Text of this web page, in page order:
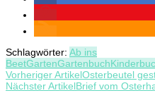
Schlagwörter: Ab ins
BeetGartenGartenbuch
Beitragsnavigation
Vorheriger ArtikelOsterbeutel
Nächster ArtikelBrief vom